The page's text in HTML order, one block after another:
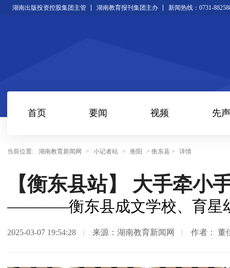
湖南出版投资控股集团主管 湖南教育报刊集团主办 新闻热线：0731-
首页 要闻 视频 先声
当前位置: 湖南教育新闻网 > 小记者站 > 衡阳 > 衡东县 > 详情
【衡东县站】 大手牵小
————衡东县成文学校、育星
2025-03-07 19:54:28 来源：湖南教育新闻网 作者： 董